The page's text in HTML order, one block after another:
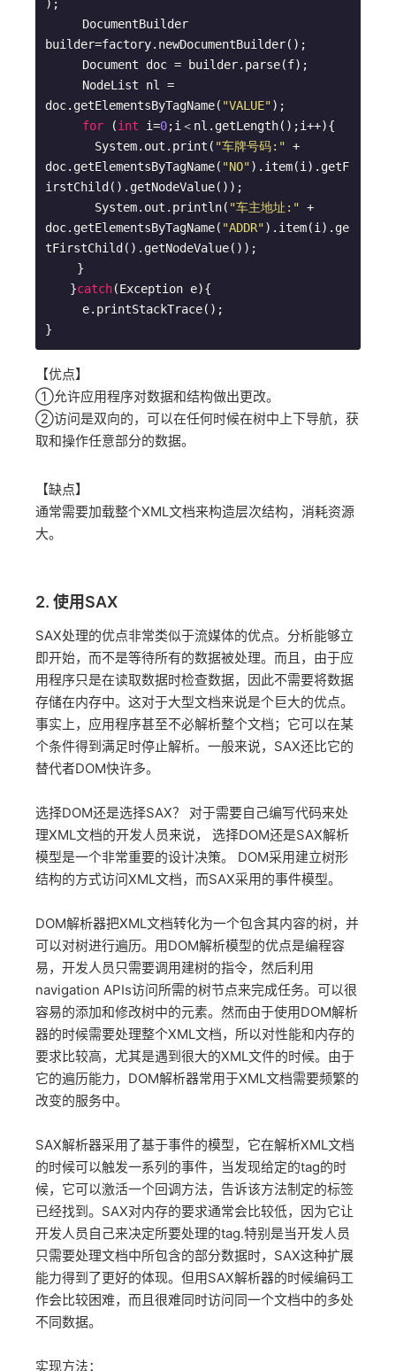
);
DocumentBuilder
builder=factory.newDocumentBuilder();
Document doc = builder.parse(f);
NodeList nl =
doc.getElementsByTagName( "VALUE");
for (int i=0;i＜nl.getLength();i++){
System.out.print( "车牌号码:" +
doc.getElementsByTagName( "NO").item(i).getF
irstChild().getNodeValue());
System.out.println( "车主地址:" +
doc.getElementsByTagName( "ADDR").item(i).ge
tFirstChild().getNodeValue());
}
}catch(Exception e){
e.printStackTrace();
【优点】
①允许应用程序对数据和结构做出更改。
②访问是双向的，可以在任何时候在树中上下导航，获
取和操作任意部分的数据。
【缺点】
通常需要加载整个XML文档来构造层次结构，消耗资源
大。
2. 使用SAX
SAX处理的优点非常类似于流媒体的优点。分析能够立
即开始，而不是等待所有的数据被处理。而且，由于应
用程序只是在读取数据时检查数据，因此不需要将数据
存储在内存中。这对于大型文档来说是个巨大的优点。
事实上，应用程序甚至不必解析整个文档；它可以在某
个条件得到满足时停止解析。一般来说，SAX还比它的
替代者DOM快许多。
选择DOM还是选择SAX？ 对于需要自己编写代码来处
理XML文档的开发人员来说， 选择DOM还是SAX解析
模型是一个非常重要的设计决策。 DOM采用建立树形
结构的方式访问XML文档，而SAX采用的事件模型。
DOM解析器把XML文档转化为一个包含其内容的树，并
可以对树进行遍历。用DOM解析模型的优点是编程容
易，开发人员只需要调用建树的指令，然后利用
navigation APIs访问所需的树节点来完成任务。可以很
容易的添加和修改树中的元素。然而由于使用DOM解析
器的时候需要处理整个XML文档，所以对性能和内存的
要求比较高，尤其是遇到很大的XML文件的时候。由于
它的遍历能力，DOM解析器常用于XML文档需要频繁的
改变的服务中。
SAX解析器采用了基于事件的模型，它在解析XML文档
的时候可以触发一系列的事件，当发现给定的tag的时
候，它可以激活一个回调方法，告诉该方法制定的标签
已经找到。SAX对内存的要求通常会比较低，因为它让
开发人员自己来决定所要处理的tag.特别是当开发人员
只需要处理文档中所包含的部分数据时，SAX这种扩展
能力得到了更好的体现。但用SAX解析器的时候编码工
作会比较困难，而且很难同时访问同一个文档中的多处
不同数据。
实现方法：